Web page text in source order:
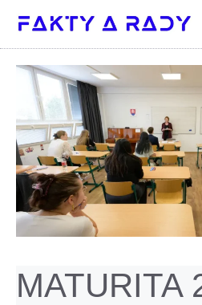
obsah
MATURITA